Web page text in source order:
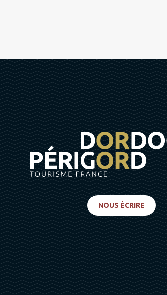
NOUS ÉCRIRE